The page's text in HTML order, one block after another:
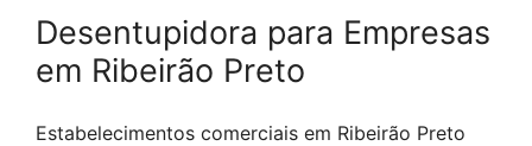
Desentupidora para Empresas
em Ribeirão Preto
Estabelecimentos comerciais em Ribeirão Preto